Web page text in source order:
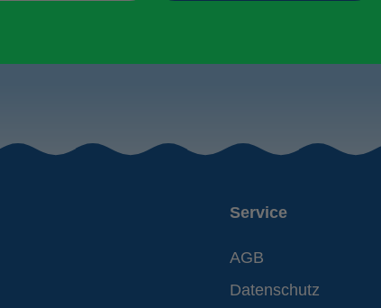
Service
AGB
Datenschutz